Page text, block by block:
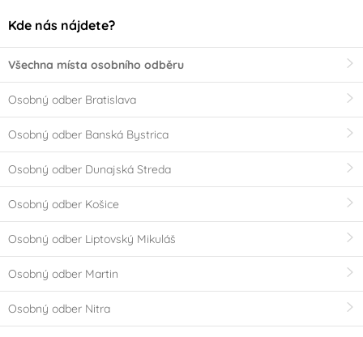
Kde nás nájdete?
Všechna místa osobního odběru
Osobný odber Bratislava
Osobný odber Banská Bystrica
Osobný odber Dunajská Streda
Osobný odber Košice
Osobný odber Liptovský Mikuláš
Osobný odber Martin
Osobný odber Nitra